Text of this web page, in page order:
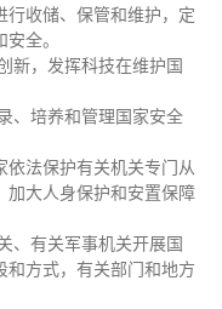
行收储、保管和维护，定
全。
新，发挥科技在维护国
、培养和管理国家安全
依法保护有关机关专门从
加大人身保护和安置保障
、有关军事机关开展国
和方式，有关部门和地方